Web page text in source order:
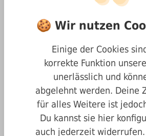
RAMPA-Muffen
kaufen
Finden Sie online diepassenden
Rosentaler-Schrauben!
Filter
🍪 Wir nutzen
Einige der Cookies
korrekte Funktion
unerlässlich und
abgelehnt werden. Deine
für alles Weitere ist
Du kannst sie hier
auch jederzeit